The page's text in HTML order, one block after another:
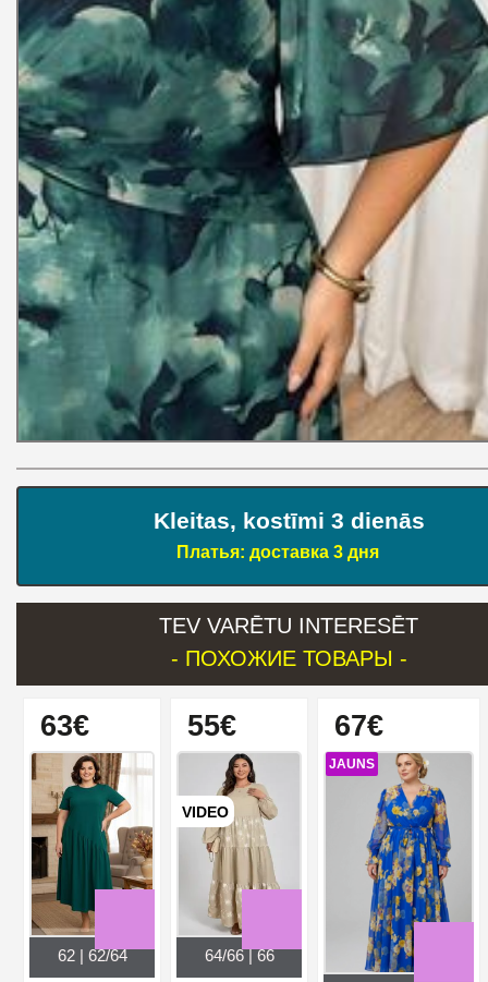
Kleitas, kostīmi 3 dienās
Платья: доставка 3 дня
TEV VARĒTU INTERESĒT
- ПОХОЖИЕ ТОВАРЫ -
63€
62 | 62/64
55€
VIDEO
64/66 | 66
67€
JAUNS